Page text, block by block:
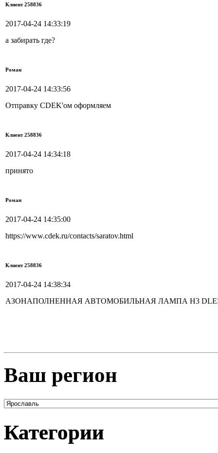
Клиент 258836
2017-04-24 14:33:19
а забирать где?
Роман
2017-04-24 14:33:56
Отправку CDEK'ом оформляем
Клиент 258836
2017-04-24 14:34:18
принято
Роман
2017-04-24 14:35:00
https://www.cdek.ru/contacts/saratov.html
Клиент 258836
2017-04-24 14:38:34
АЗОНАПОЛНЕННАЯ АВТОМОБИЛЬНАЯ ЛАМПА H3 DLED
Ваш регион
Категории